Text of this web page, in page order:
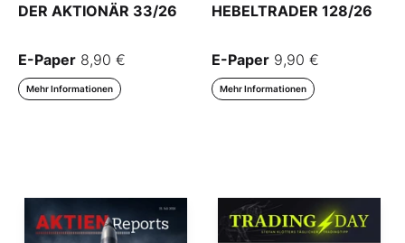
DER AKTIONÄR 33/26
E-Paper 8,90 €
Mehr Informationen
HEBELTRADER 128/26
E-Paper 9,90 €
Mehr Informationen